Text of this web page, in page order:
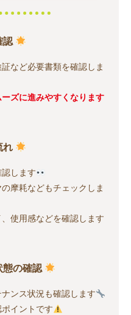
認
など必要書類を確認しま
ズに進みやすくなります
れ
します
摩耗などもチェックしま
使用感などを確認します
態の確認
ンス状況も確認します
イントです